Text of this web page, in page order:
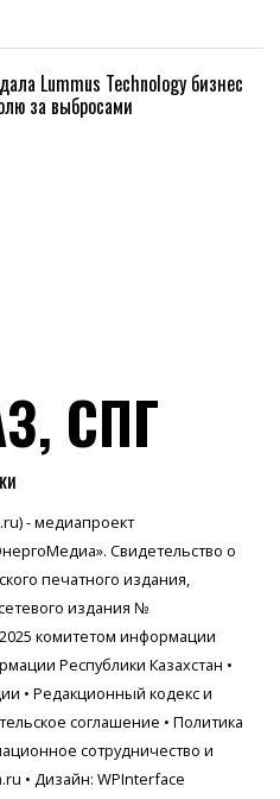
Lummus Technology бизнес
за выбросами
СПГ
- медиапроект
. Свидетельство о
печатного издания,
издания №
комитетом информации
Республики Казахстан •
• Редакционный кодекс и
соглашение • Политика
сотрудничество и
• Дизайн: WPInterface